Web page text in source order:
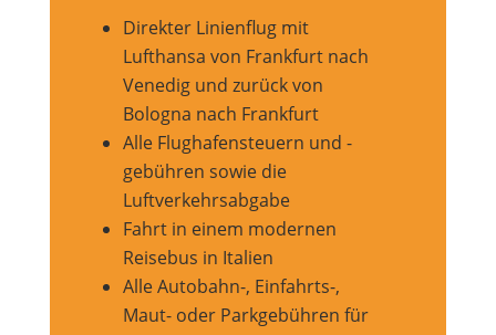
Direkter Linienflug mit
Lufthansa von Frankfurt nach
Venedig und zurück von
Bologna nach Frankfurt
Alle Flughafensteuern und -
gebühren sowie die
Luftverkehrsabgabe
Fahrt in einem modernen
Reisebus in Italien
Alle Autobahn-, Einfahrts-,
Maut- oder Parkgebühren für